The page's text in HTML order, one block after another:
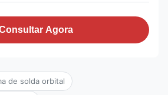
Agora
de solda orbital